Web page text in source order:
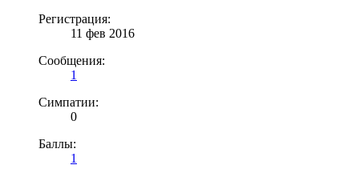
Регистрация:
11 фев 2016
Сообщения:
1
Симпатии:
0
Баллы:
1